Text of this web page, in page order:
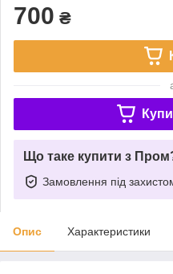
700 ₴
Що таке купити з
Замовлення під
Опис Характеристики